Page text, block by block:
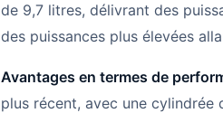
de 9,7 litres, délivrant des
des puissances plus élevées
Avantages en termes de
plus récent, avec une cylindrée